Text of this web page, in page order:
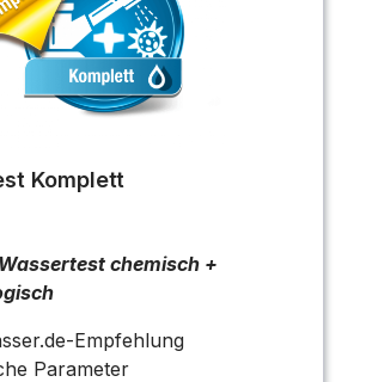
Komplett
chemisch +
Empfehlung
Parameter